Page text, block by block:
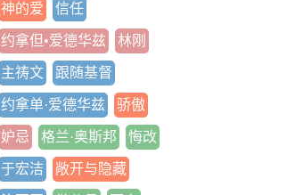
神的爱 信任
约拿但•爱德华兹 林刚
主祷文 跟随基督
约拿单·爱德华兹 骄傲
妒忌 格兰·奥斯邦 悔改
于宏洁 敞开与隐藏